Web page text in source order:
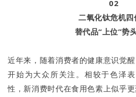
02
二氧化钛危机四
替代品“上位”势
近年来，随着消费者的健康意识觉
开始为大众所关注。相较于色泽
性，新消费时代在食用色素上似乎